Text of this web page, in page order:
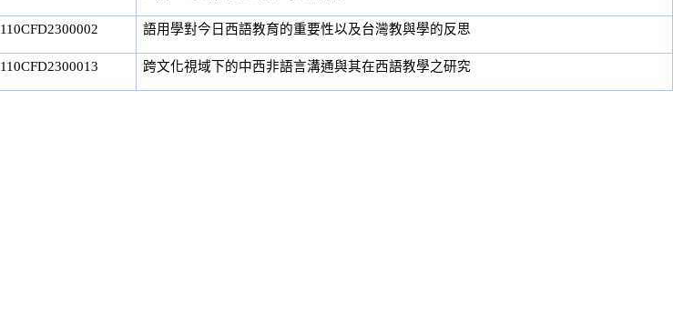
110CFD2300002 語用學對今日西語教育的重要性以及台灣教與學的反思
110CFD2300013 跨文化視域下的中西非語言溝通與其在西語教學之研究